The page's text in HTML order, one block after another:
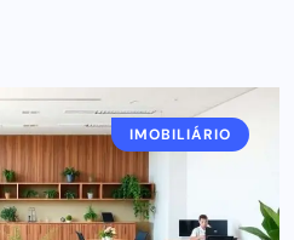
IMOBILIÁRIO